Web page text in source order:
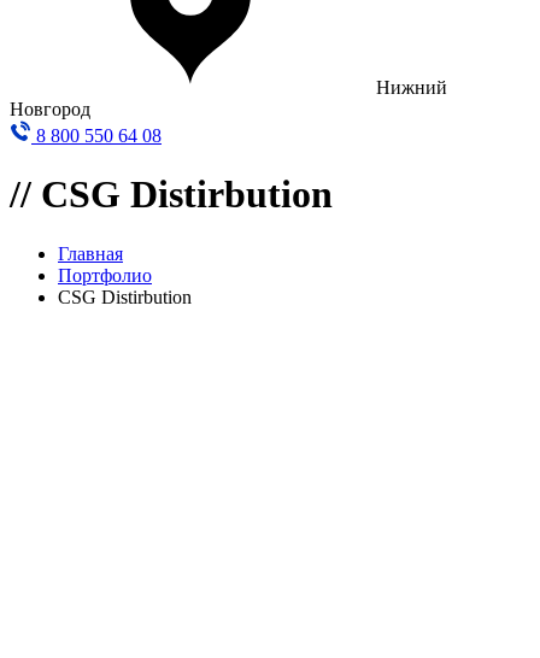
Нижний
Новгород
8 800 550 64 08
// CSG Distirbution
Главная
Портфолио
CSG Distirbution